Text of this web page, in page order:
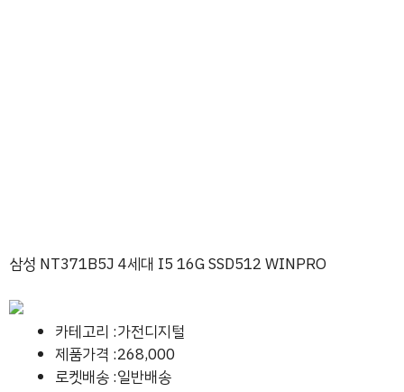
삼성 NT371B5J 4세대 I5 16G SSD512 WINPRO
카테고리 :가전디지털
제품가격 :268,000
로켓배송 :일반배송